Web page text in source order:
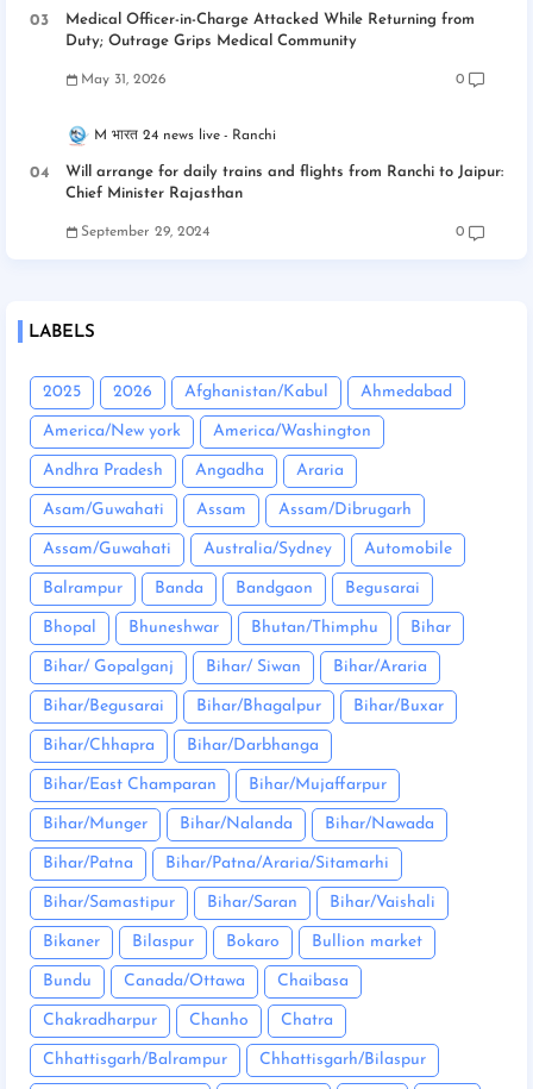
Medical Officer-in-Charge Attacked While Returning from
Duty; Outrage Grips Medical Community
May 31, 2026 0
M भारत 24 news live Ranchi
Will arrange for daily trains and flights from Ranchi to Jaipur:
Chief Minister Rajasthan
September 29, 2024 0
LABELS
2025 2026 Afghanistan/Kabul Ahmedabad
America/New york America/Washington
Andhra Pradesh Angadha Araria
Asam/Guwahati Assam Assam/Dibrugarh
Assam/Guwahati Australia/Sydney Automobile
Balrampur Banda Bandgaon Begusarai
Bhopal Bhuneshwar Bhutan/Thimphu Bihar
Bihar/ Gopalganj Bihar/ Siwan Bihar/Araria
Bihar/Begusarai Bihar/Bhagalpur Bihar/Buxar
Bihar/Chhapra Bihar/Darbhanga
Bihar/East Champaran Bihar/Mujaffarpur
Bihar/Munger Bihar/Nalanda Bihar/Nawada
Bihar/Patna Bihar/Patna/Araria/Sitamarhi
Bihar/Samastipur Bihar/Saran Bihar/Vaishali
Bikaner Bilaspur Bokaro Bullion market
Bundu Canada/Ottawa Chaibasa
Chakradharpur Chanho Chatra
Chhattisgarh/Balrampur Chhattisgarh/Bilaspur